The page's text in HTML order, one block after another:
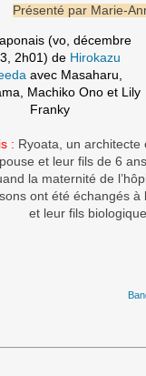
Présenté par Marie-
(vo, décembre
2h01) de Hirokazu
avec Masaharu,
Machiko Ono et Lily
Franky
: Ryoata, un
et leur fils de 6
la maternité de
ont été échangés à
et leur fils